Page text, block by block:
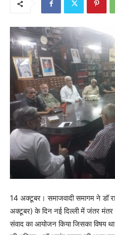
14 अक्टूबर। समाजवादी समागम ने डॉ
अक्टूबर) के दिन नई दिल्ली में जंतर मंतर
संवाद का आयोजन किया जिसका विषय